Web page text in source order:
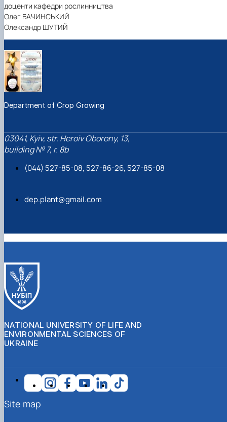
доценти кафедри рослинництва
Олег БАЧИНСЬКИЙ
Олександр ШУТИЙ
Department of Crop Growing
03041, Kyiv, str. Heroiv Oborony, 13,
building № 7, r. 8b
(044) 527-85-08, 527-86-26, 527-85-08
dep.plant@gmail.com
NATIONAL UNIVERSITY OF LIFE AND
ENVIRONMENTAL SCIENCES OF
UKRAINE
Site map